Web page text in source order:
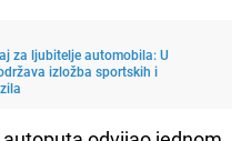
za ljubitelje automobila: U
izložba sportskih i